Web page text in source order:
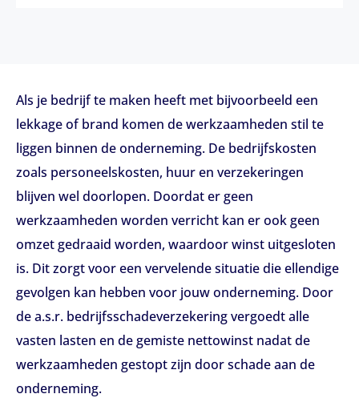
Als je bedrijf te maken heeft met bijvoorbeeld een
lekkage of brand komen de werkzaamheden stil te
liggen binnen de onderneming. De bedrijfskosten
zoals personeelskosten, huur en verzekeringen
blijven wel doorlopen. Doordat er geen
werkzaamheden worden verricht kan er ook geen
omzet gedraaid worden, waardoor winst uitgesloten
is. Dit zorgt voor een vervelende situatie die ellendige
gevolgen kan hebben voor jouw onderneming. Door
de a.s.r. bedrijfsschadeverzekering vergoedt alle
vasten lasten en de gemiste nettowinst nadat de
werkzaamheden gestopt zijn door schade aan de
onderneming.